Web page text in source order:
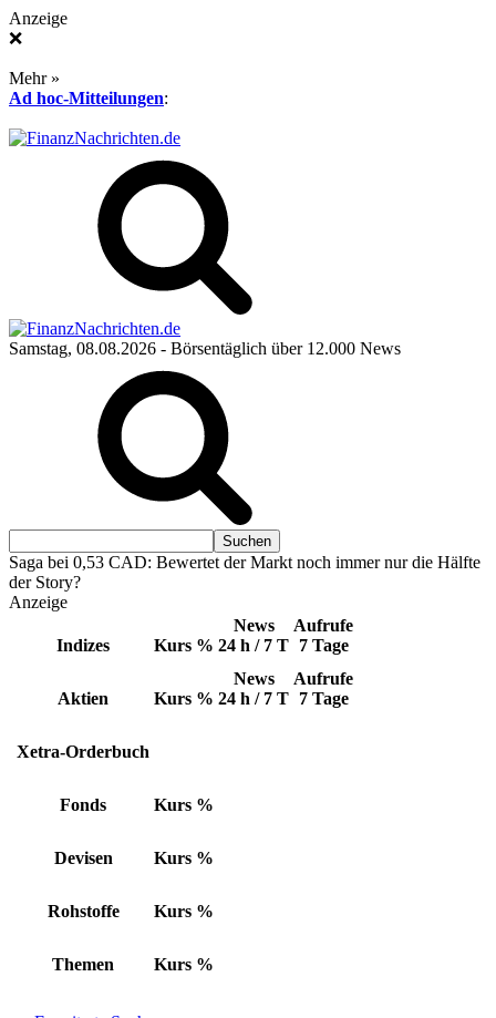
Anzeige
❌
Mehr »
Ad hoc-Mitteilungen:
Samstag, 08.08.2026 - Börsentäglich über 12.000 News
Saga bei 0,53 CAD: Bewertet der Markt noch immer nur die Hälfte
der Story?
Anzeige
Indizes Kurs %
News
24 h / 7 T
Aufrufe
7 Tage
Aktien Kurs %
News
24 h / 7 T
Aufrufe
7 Tage
Xetra-Orderbuch
Fonds Kurs %
Devisen Kurs %
Rohstoffe Kurs %
Themen Kurs %